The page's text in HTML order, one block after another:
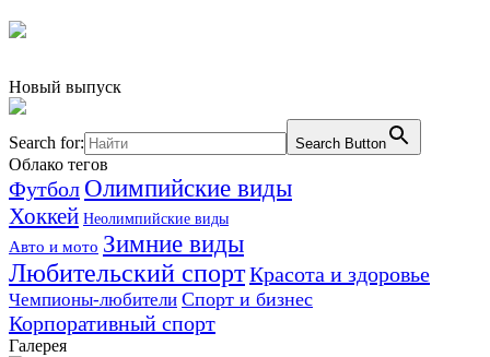
Новый выпуск
Search for: Search Button
Облако тегов
Футбол Олимпийские виды
Хоккей Неолимпийские виды
Авто и мото Зимние виды
Любительский спортКрасота и здоровье
Чемпионы-любители Спорт и бизнес
Корпоративный спорт
Галерея